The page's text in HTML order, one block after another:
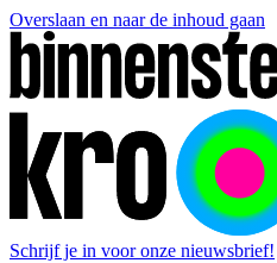
Overslaan en naar de inhoud gaan
Schrijf je in voor onze nieuwsbrief!